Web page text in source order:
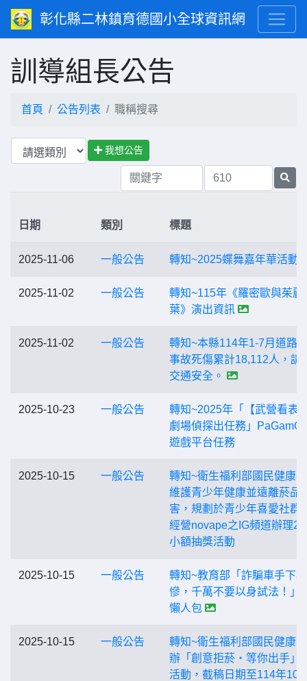
彰化縣二林鎮育德國小全球資訊網
訓導組長公告
首頁 公告列表 職稱搜尋
我想公告
日期 類別 標題
2025-11-06 一般公告 轉知~2025蝶舞嘉年華活動
2025-11-02 一般公告
轉知~115年《羅密歐與茱麗
葉》演出資訊
2025-11-02 一般公告
轉知~本縣114年1-7月道路
事故死傷累計18,112人，請
交通安全。
2025-10-23 一般公告
轉知~2025年「【武營看表
劇場偵探出任務」PaGamO
遊戲平台任務
2025-10-15 一般公告
轉知~衛生福利部國民健康
維護青少年健康並遠離菸品
害，規劃於青少年喜愛社群
經營novape之IG頻道辦理2
小額抽獎活動
2025-10-15 一般公告
轉知~教育部「詐騙車手下
慘，千萬不要以身試法！」
懶人包
2025-10-15 一般公告
轉知~衛生福利部國民健康
辦「創意拒菸‧等你出手」
活動，截稿日期至114年10